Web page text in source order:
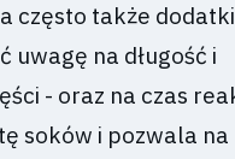
często także
na długość i
- oraz na czas
soków i pozwala na